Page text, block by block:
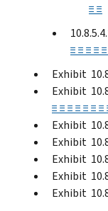
≡ ≡
≡ ≡ ≡ ≡
Exhibit
Exhibit
≡ ≡ ≡ ≡ ≡ ≡ ≡
Exhibit
Exhibit
Exhibit
Exhibit
Exhibit